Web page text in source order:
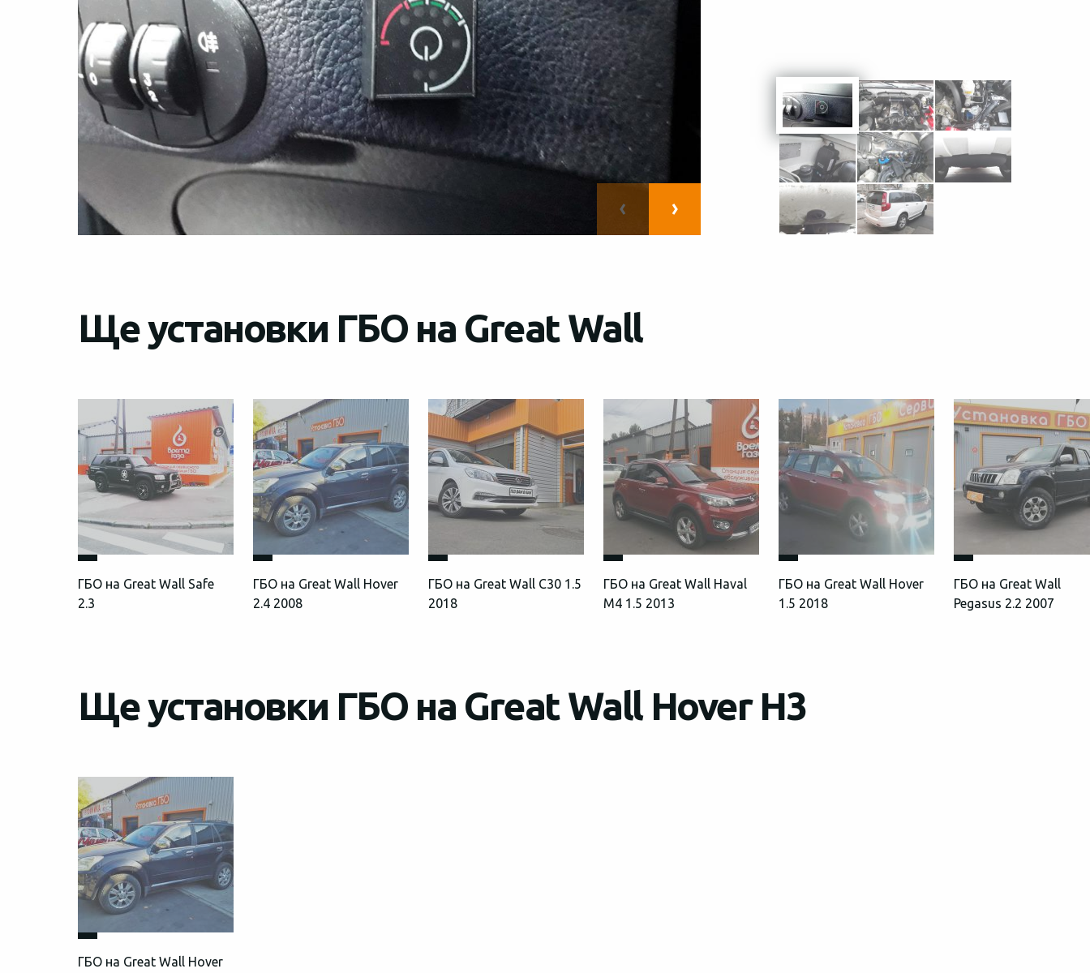
Ще установки ГБО на Great Wall
ГБО на Great Wall Safe
2.3
ГБО на Great Wall Hover
2.4 2008
ГБО на Great Wall С30 1.5
2018
ГБО на Great Wall Haval
M4 1.5 2013
ГБО на Great Wall Hover
1.5 2018
ГБО на Great Wall
Pegasus 2.2 2007
Ще установки ГБО на Great Wall Hover H3
ГБО на Great Wall Hover